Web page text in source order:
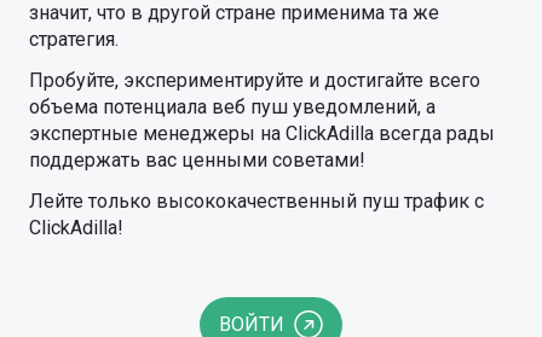
значит, что в другой стране применима та же
стратегия.
Пробуйте, экспериментируйте и достигайте всего
объема потенциала веб пуш уведомлений, а
экспертные менеджеры на ClickAdilla всегда рады
поддержать вас ценными советами!
Лейте только высококачественный пуш трафик c
ClickAdilla!
ВОЙТИ